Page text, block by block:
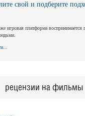
свой и подберите
игровая платформа воспринимается
рецензии на фильмы